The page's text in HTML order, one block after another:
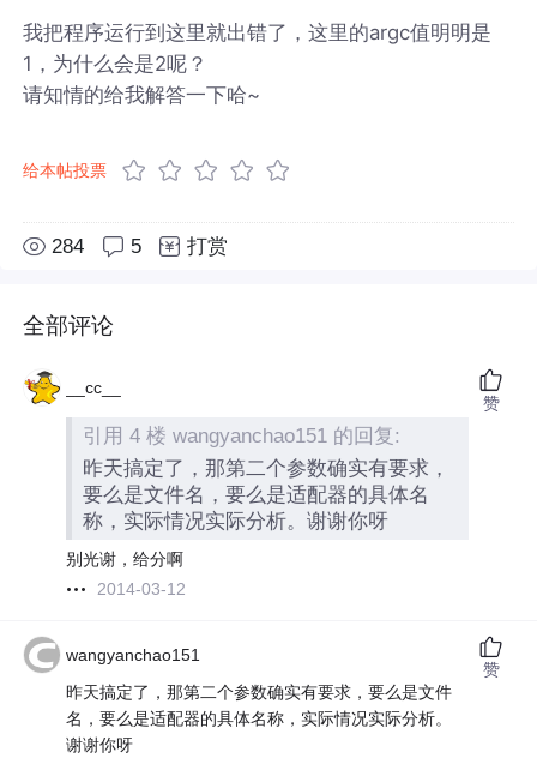
我把程序运行到这里就出错了，这里的argc值明明是
1，为什么会是2呢？
请知情的给我解答一下哈~
给本帖投票
284 5 打赏
全部评论
__cc__
引用 4 楼 wangyanchao151 的回复:
昨天搞定了，那第二个参数确实有要求，
要么是文件名，要么是适配器的具体名
称，实际情况实际分析。谢谢你呀
别光谢，给分啊
2014-03-12
赞
wangyanchao151
昨天搞定了，那第二个参数确实有要求，要么是文件
名，要么是适配器的具体名称，实际情况实际分析。
谢谢你呀
赞